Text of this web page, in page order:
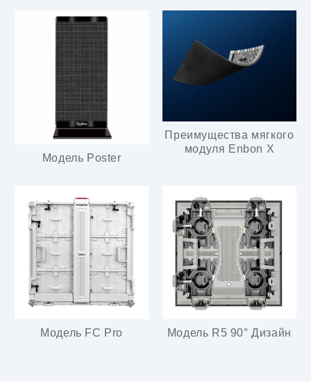
Модель Poster
Преимущества мягкого
модуля Enbon X
Модель FC Pro Модель R5 90° Дизайн